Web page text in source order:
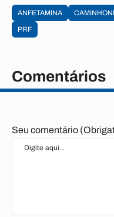
ANFETAMINA
PRF
Comentários
Seu comentário